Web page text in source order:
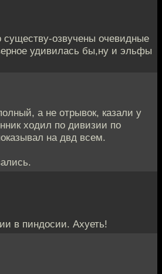
существу-озвучены очевидные
удивилась бы,ну и эльфы
а не отрывок, казали у
ходил по дивизии по
на двд всем.
в пиндосии. Ахуеть!